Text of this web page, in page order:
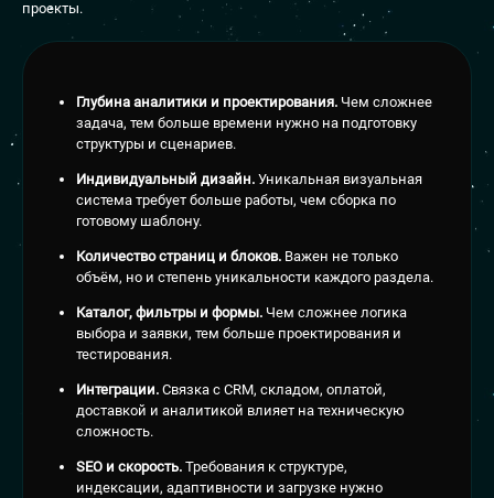
проекты.
Глубина аналитики и проектирования. Чем сложнее
задача, тем больше времени нужно на подготовку
структуры и сценариев.
Индивидуальный дизайн. Уникальная визуальная
система требует больше работы, чем сборка по
готовому шаблону.
Количество страниц и блоков. Важен не только
объём, но и степень уникальности каждого раздела.
Каталог, фильтры и формы. Чем сложнее логика
выбора и заявки, тем больше проектирования и
тестирования.
Интеграции. Связка с CRM, складом, оплатой,
доставкой и аналитикой влияет на техническую
сложность.
SEO и скорость. Требования к структуре,
индексации, адаптивности и загрузке нужно